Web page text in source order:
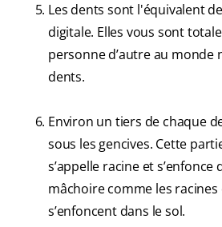
Les dents sont l'équivalent
digitale. Elles vous sont
personne d’autre au monde
dents.
Environ un tiers de chaque
sous les gencives. Cette
s’appelle racine et s’enfonce
mâchoire comme les racines
s’enfoncent dans le sol.